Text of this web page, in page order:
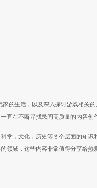
的生活，以及深入探讨游戏相关的
直在不断寻找民间高质量的内容创
学，文化，历史等各个层面的知识
领域，这些内容非常值得分享给热